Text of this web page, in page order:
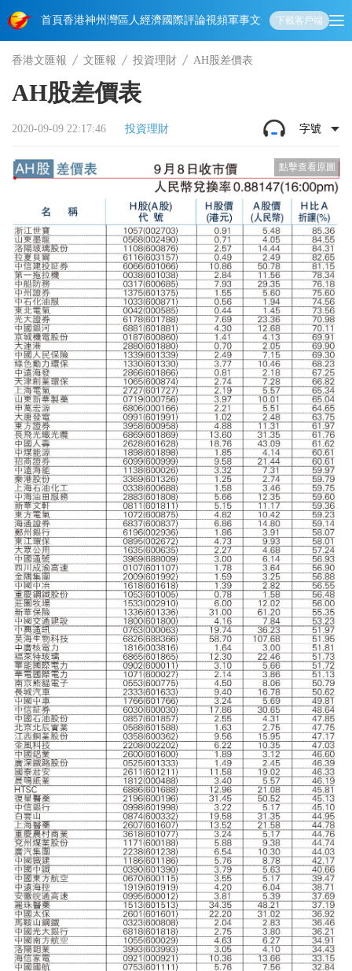
首頁香港神州 灣區人經濟國際評論視頻軍事文化 娛樂生活教育體
下載客戶端
香港文匯報 文匯報 投資理財 AH股差價表
AH股差價表
2020-09-09 22:17:46 投資理財 字號